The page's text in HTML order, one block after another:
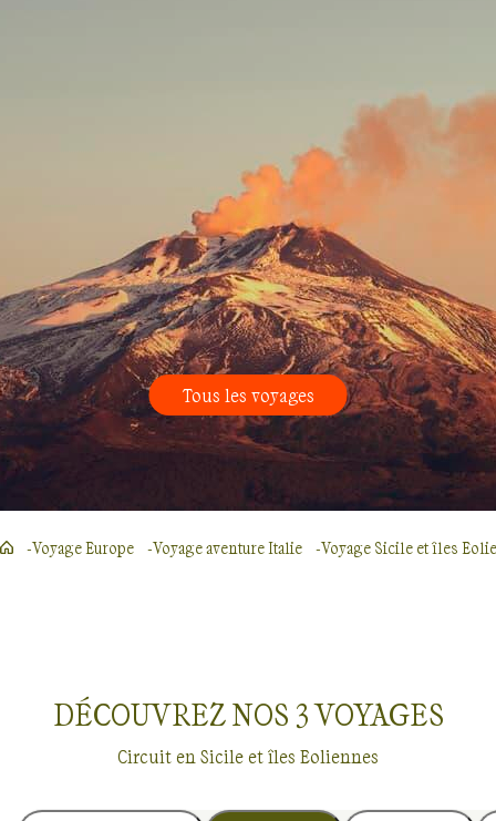
Tous les voyages
Voyage Europe Voyage aventure Italie Voyage Sicile et îles
DÉCOUVREZ NOS 3VOYAGES
Circuit en Sicile et îles Eoliennes